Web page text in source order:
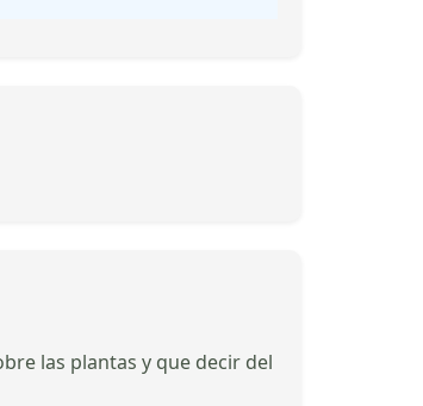
las plantas y que decir del